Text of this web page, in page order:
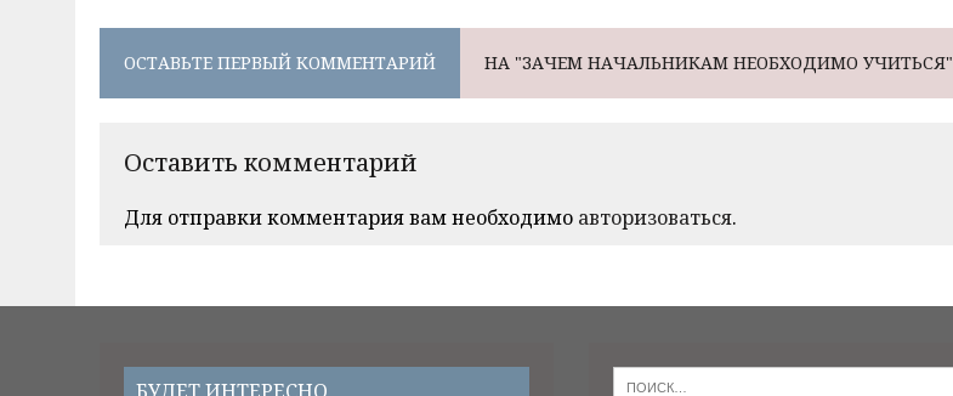
ОСТАВЬТЕ ПЕРВЫЙ КОММЕНТАРИЙ НА "ЗАЧЕМ НАЧАЛЬНИКАМ НЕОБХОДИМО УЧИТЬСЯ"
Оставить комментарий
Для отправки комментария вам необходимо авторизоваться.